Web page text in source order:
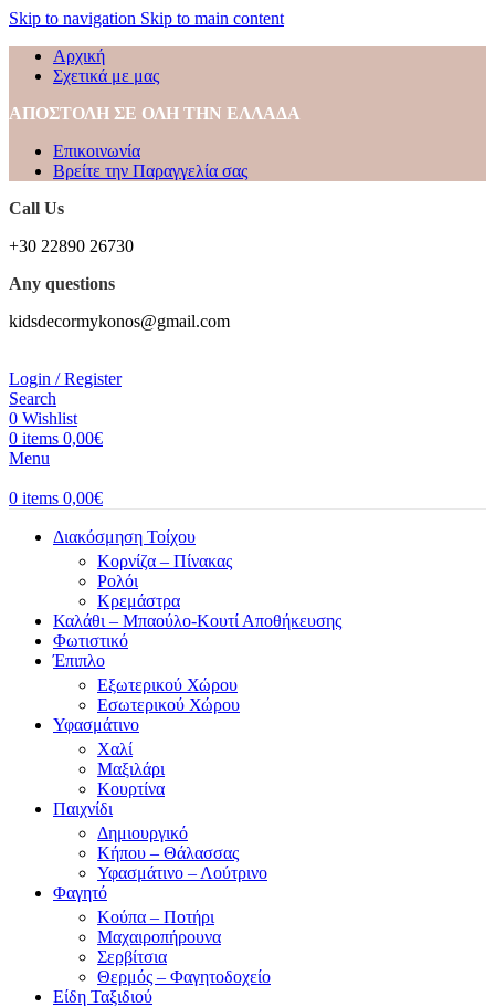
Skip to navigation Skip to main content
Αρχική
Σχετικά με μας
ΑΠΟΣΤΟΛΗ ΣΕ ΟΛΗ ΤΗΝ ΕΛΛΑΔΑ
Επικοινωνία
Βρείτε την Παραγγελία σας
Call Us
+30 22890 26730
Any questions
kidsdecormykonos@gmail.com
Login / Register
Search
0 Wishlist
0 items 0,00€
Menu
0 items 0,00€
Διακόσμηση Τοίχου
Κορνίζα – Πίνακας
Ρολόι
Κρεμάστρα
Καλάθι – Μπαούλο-Κουτί Αποθήκευσης
Φωτιστικό
Έπιπλο
Εξωτερικού Χώρου
Εσωτερικού Χώρου
Υφασμάτινο
Χαλί
Μαξιλάρι
Κουρτίνα
Παιχνίδι
Δημιουργικό
Κήπου – Θάλασσας
Υφασμάτινο – Λούτρινο
Φαγητό
Κούπα – Ποτήρι
Μαχαιροπήρουνα
Σερβίτσια
Θερμός – Φαγητοδοχείο
Είδη Ταξιδιού